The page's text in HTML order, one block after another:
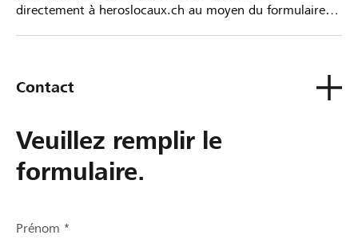
directement à heroslocaux.ch au moyen du formulaire
Contact
Veuillez remplir le
formulaire.
Prénom *